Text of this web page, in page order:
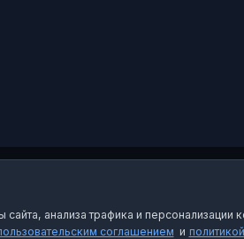
анализа трафика и персонализации
соглашением и политикой